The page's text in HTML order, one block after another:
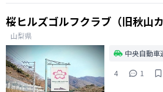
桜ヒルズゴルフクラブ（旧秋山
山梨県
中央自動車
4
1